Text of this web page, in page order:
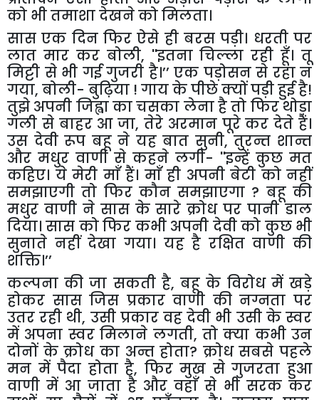
को भी तमाशा देखने को मिलता।
सास एक दिन फिर ऐसे ही बरस पड़ी। धरती पर
लात मार कर बोली, ''इतना चिल्ला रही हूँ। तू
मिट्टी से भी गई गुजरी है।’’ एक पड़ोसन से रहा न
गया, बोली- बुढ़िया ! गाय के पीछे क्यों पड़ी हुई है!
तुझे अपनी जिह्वा का चसका लेना है तो फिर थोड़ा
गली से बाहर आ जा,तेरे अरमान पूरे कर देते हैं।
उस देवी रूप बहू ने यह बात सुनी,तुरन्त शान्त
और मधुर वाणी से कहने लगी- ''इन्हें कुछ मत
कहिए। ये मेरी माँ हैं। माँ ही अपनी बेटी को नहीं
समझाएगी तो फिर कौन समझाएगा ? बहू की
मधुर वाणी ने सास के सारे क्रोध पर पानी डाल
दिया। सास को फिर कभी अपनी देवी को कुछ भी
सुनाते नहीं देखा गया। यह है रक्षित वाणी की
शक्ति।’’
कल्पना की जा सकती है,बहू के विरोध में खड़े
होकर सास जिस प्रकार वाणी की नग्नता पर
उतर रही थी, उसी प्रकार वह देवी भी उसी के स्वर
में अपना स्वर मिलाने लगती, तो क्या कभी उन
दोनों के क्रोध का अन्त होता? क्रोध सबसे पहले
मन में पैदा होता है, फिर मुख से गुजरता हुआ
वाणी में आ जाता है और वहाँ से भी सरक कर